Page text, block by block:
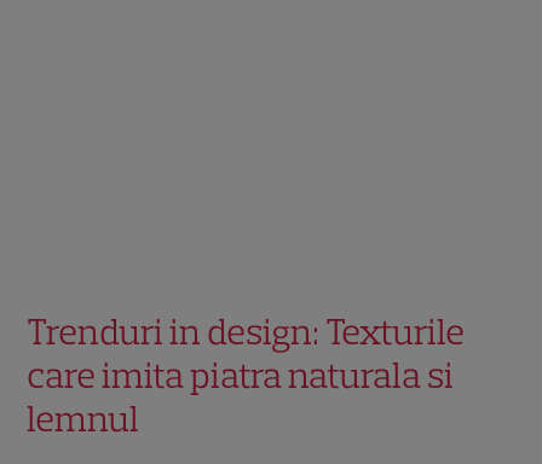
Trenduri in design: Texturile
care imita piatra naturala si
lemnul